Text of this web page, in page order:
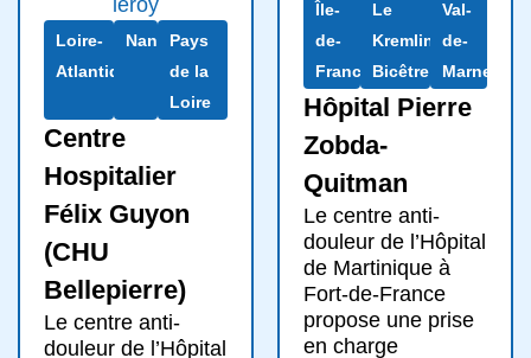
Loire-
Atlantique
NantesPays
de la
Loire
Centre
Hospitalier
Félix Guyon
(CHU
Bellepierre)
Le centre anti-
douleur de l’Hôpital
Île-
de-
France
Le
Kremlin-
Bicêtre
Val-
de-
Marne
Hôpital Pierre
Zobda-
Quitman
Le centre anti-
douleur de l’Hôpital
de Martinique à
Fort-de-France
propose une prise
en charge